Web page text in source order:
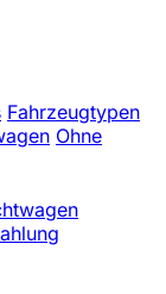
Fahrzeugtypen
Ohne